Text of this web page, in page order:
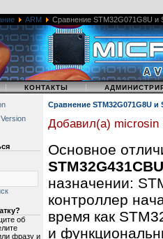
ARM Сравнение STM32G071G8U и
| КОНТАКТЫ |
об
фразу и
Сравнение STM32G071G8U и
Добавил(а) microsin
Основное
назначении:
контроллер
время как
и